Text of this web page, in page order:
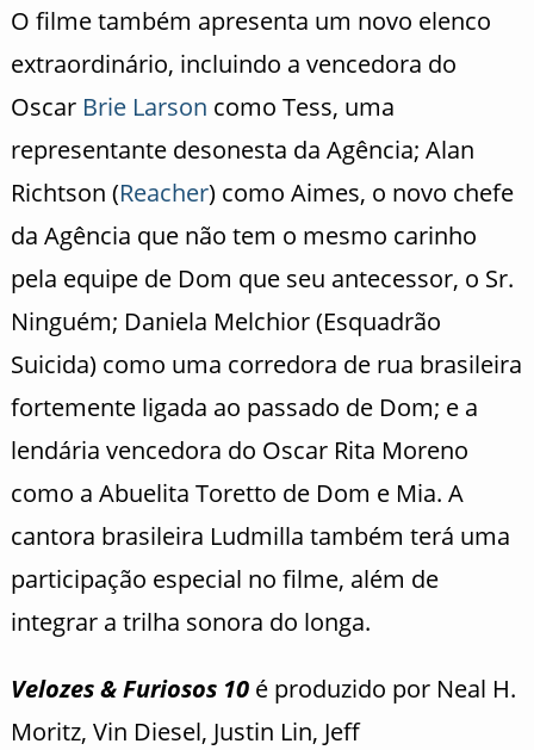
O filme também apresenta um novo elenco
extraordinário, incluindo a vencedora do
Oscar Brie Larson como Tess, uma
representante desonesta da Agência; Alan
Richtson (Reacher) como Aimes, o novo chefe
da Agência que não tem o mesmo carinho
pela equipe de Dom que seu antecessor, o Sr.
Ninguém; Daniela Melchior (Esquadrão
Suicida) como uma corredora de rua brasileira
fortemente ligada ao passado de Dom; e a
lendária vencedora do Oscar Rita Moreno
como a Abuelita Toretto de Dom e Mia. A
cantora brasileira Ludmilla também terá uma
participação especial no filme, além de
integrar a trilha sonora do longa.
Velozes & Furiosos 10 é produzido por Neal H.
Moritz, Vin Diesel, Justin Lin, Jeff